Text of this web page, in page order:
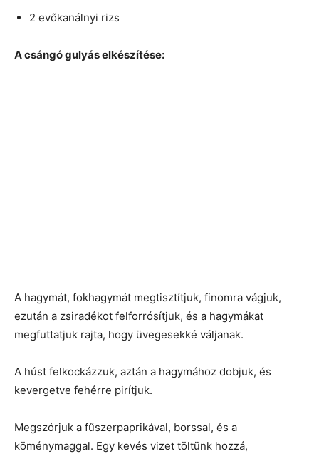
2 evőkanálnyi rizs
A csángó gulyás elkészítése:
A hagymát, fokhagymát megtisztítjuk, finomra vágjuk,
ezután a zsiradékot felforrósítjuk, és a hagymákat
megfuttatjuk rajta, hogy üvegesekké váljanak.
A húst felkockázzuk, aztán a hagymához dobjuk, és
kevergetve fehérre pirítjuk.
Megszórjuk a fűszerpaprikával, borssal, és a
köménymaggal. Egy kevés vizet töltünk hozzá,